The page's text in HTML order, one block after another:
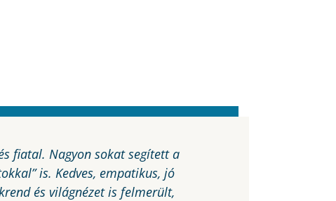
fiatal. Nagyon sokat segített a
is. Kedves, empatikus, jó
és világnézet is felmerült,